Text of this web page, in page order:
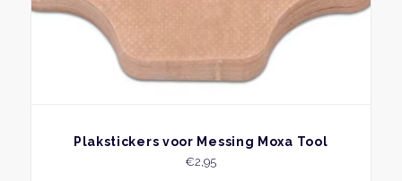
BEKIJK
Plakstickers voor Messing Moxa Tool
€2,95